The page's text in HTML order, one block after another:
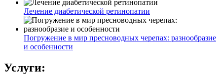
Лечение диабетической ретинопатии
Погружение в мир пресноводных черепах: разнообразие
и особенности
Услуги: